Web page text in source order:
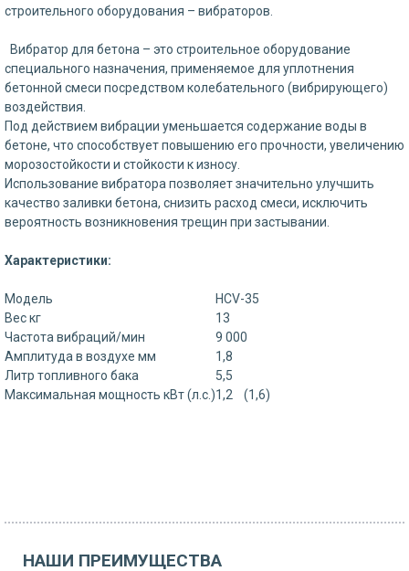
строительного оборудования – вибраторов.
Вибратор для бетона – это строительное оборудование
специального назначения, применяемое для уплотнения
бетонной смеси посредством колебательного (вибрирующего)
воздействия.
Под действием вибрации уменьшается содержание воды в
бетоне, что способствует повышению его прочности, увеличению
морозостойкости и стойкости к износу.
Использование вибратора позволяет значительно улучшить
качество заливки бетона, снизить расход смеси, исключить
вероятность возникновения трещин при застывании.
Характеристики:
Модель
HCV-35
Вес кг
13
Частота вибраций/мин
9 000
Амплитуда в воздухе мм
1,8
Литр топливного бака
5,5
Максимальная мощность кВт (л.с.)1,2 (1,6)
НАШИ ПРЕИМУЩЕСТВА